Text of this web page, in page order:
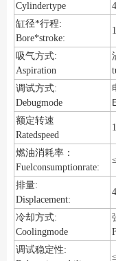
Cylindertype
缸径*行程:
Bore*stroke:
吸气方式:
Aspiration
调试方式:
Debugmode
额定转速
Ratedspeed
燃油消耗率：
Fuelconsumptionrate:
排量:
Displacement:
冷却方式:
Coolingmode
调试稳定性: